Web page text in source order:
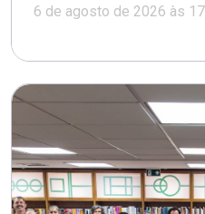
6 de agosto de 2026 às